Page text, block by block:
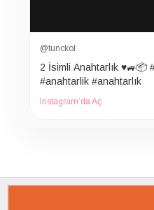
@tunckol
2 İsimli Anahtarlık ♥️🚙📦 #chrysleranahtarlik
#anahtarlik #anahtarlık
Instagram’da Aç